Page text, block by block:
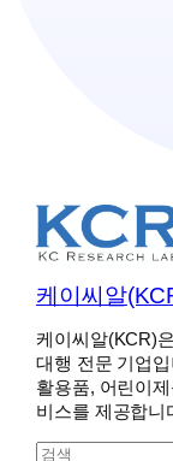
케이씨알
케이씨알(KCR)
대행 전문 기업
활용품, 어린이
비스를 제공합니
S